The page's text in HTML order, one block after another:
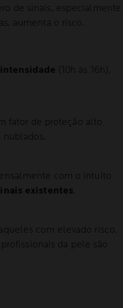
de sinais, especialmente
aumenta o risco.
(10h às 16h),
fator de proteção alto
com o intuito
existentes
com elevado risco,
da pele são